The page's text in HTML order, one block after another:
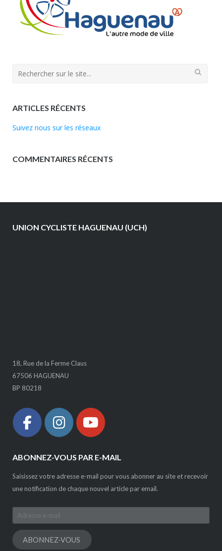
Search
ARTICLES RÉCENTS
Suivez nous sur les réseaux
COMMENTAIRES RÉCENTS
UNION CYCLISTE HAGUENAU (UCH)
18, Rue de la Ferme Claus
67506 HAGUENAU
BP 80218
ABONNEZ-VOUS PAR E-MAIL
Saisissez votre adresse e-mail pour vous abonner au site et recevoir
une notification de chaque nouvel article par email.
Adresse
e-
mailABONNEZ-VOUS